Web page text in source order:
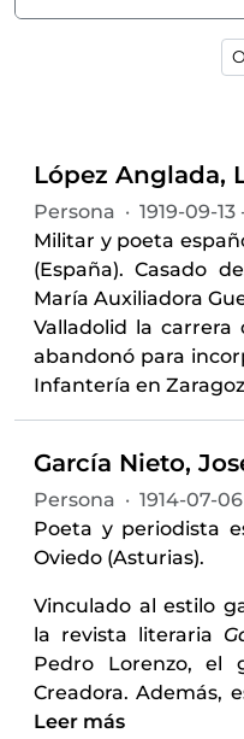
López Anglada,
Persona · 1919-09-
Militar y poeta
(España). Casado
María Auxiliadora
Valladolid la carrera
abandonó para
Infantería en
García Nieto,
Persona · 1914-07-
Poeta y periodista
Oviedo (Asturias).
Vinculado al estilo
la revista literaria
Pedro Lorenzo, el
Creadora. Además,
Leer más